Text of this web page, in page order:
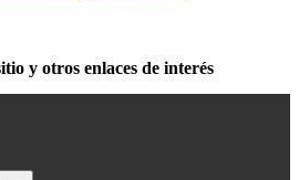
y otros enlaces de interés